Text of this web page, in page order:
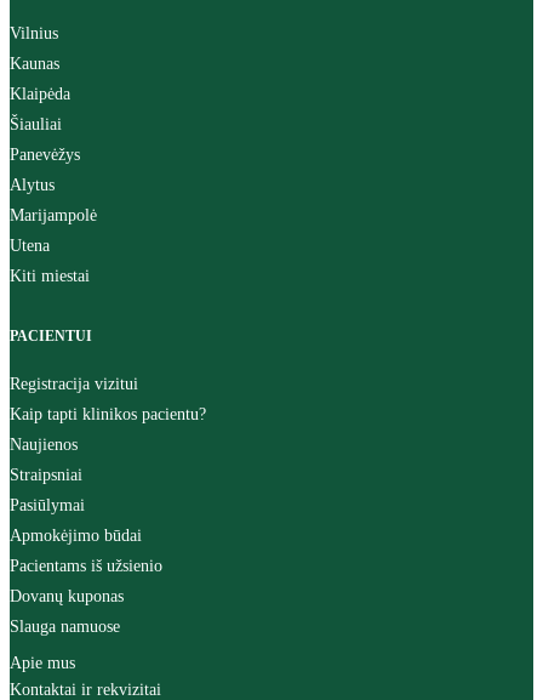
Vilnius
Kaunas
Klaipėda
Šiauliai
Panevėžys
Alytus
Marijampolė
Utena
Kiti miestai
PACIENTUI
Registracija vizitui
Kaip tapti klinikos pacientu?
Naujienos
Straipsniai
Pasiūlymai
Apmokėjimo būdai
Pacientams iš užsienio
Dovanų kuponas
Slauga namuose
Apie mus
Kontaktai ir rekvizitai